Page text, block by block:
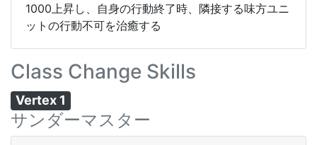
1000上昇し、自身の行動終了時、隣接する味方ユニ
ットの行動不可を治癒する
Class Change Skills
Vertex 1
サンダーマスター